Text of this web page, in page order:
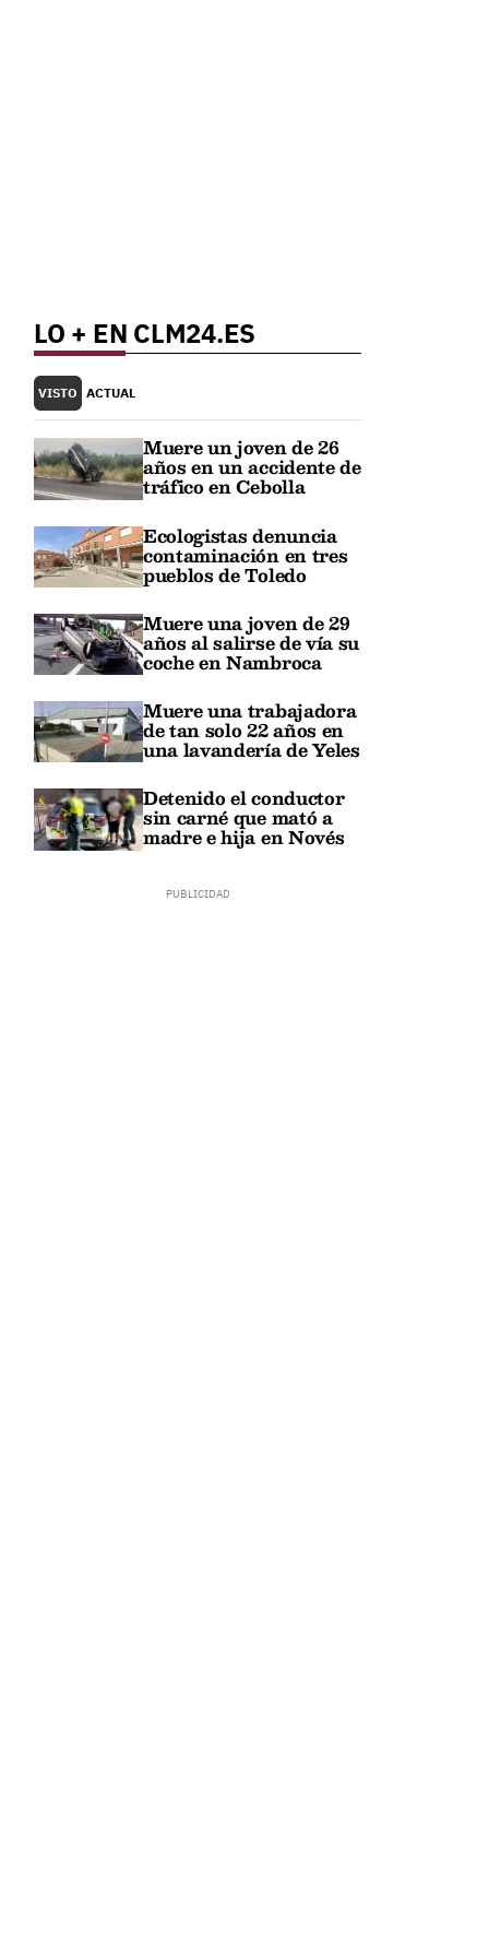
LO + EN CLM24.ES
VISTO ACTUAL
Muere un joven de 26
años en un accidente de
tráfico en Cebolla
Ecologistas denuncia
contaminación en tres
pueblos de Toledo
Muere una joven de 29
años al salirse de vía su
coche en Nambroca
Muere una trabajadora
de tan solo 22 años en
una lavandería de Yeles
Detenido el conductor
sin carné que mató a
madre e hija en Novés